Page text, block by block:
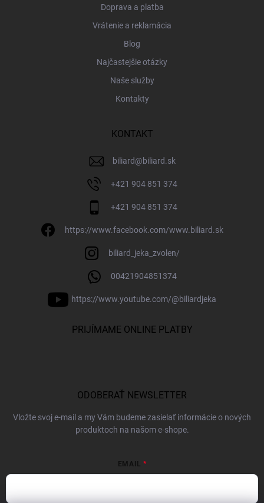
Doprava a platba
Vrátenie a reklamácia
Blog
Najčastejšie otázky
Naše služby
Kontakty
KONTAKT
biliard@biliard.sk
+421 904 851 374
+421 904 851 374
https://www.facebook.com/www.biliard.sk
biliard_jeka_zvolen/
00421904851374
https://www.youtube.com/@biliardjeka
PRIJÍMAME ONLINE PLATBY
ODOBERAŤ NEWSLETTER
Vložte svoj e-mail a my Vám budeme zasielať informácie o nových
produktoch na našom e-shope.
EMAIL